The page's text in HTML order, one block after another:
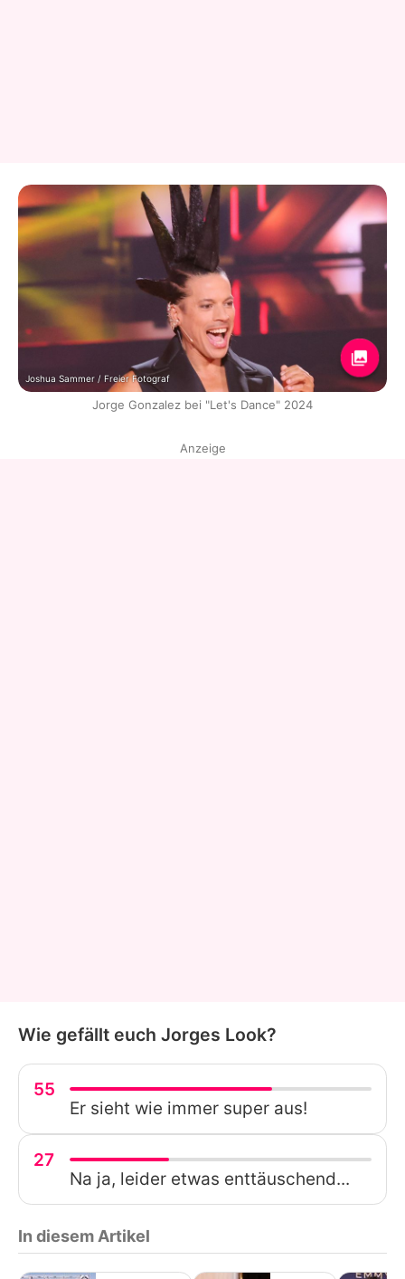
Joshua Sammer / Freier Fotograf
Jorge Gonzalez bei "Let's Dance" 2024
Anzeige
Wie gefällt euch Jorges Look?
55
Er sieht wie immer super aus!
27
Na ja, leider etwas enttäuschend...
In diesem Artikel